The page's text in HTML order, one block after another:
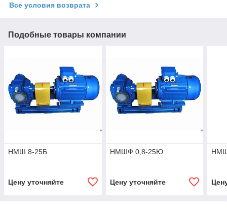
Все условия возврата
Подобные товары компании
НМШ 8-25Б
Цену уточняйте
НМШФ 0,8-25Ю
Цену уточняйте